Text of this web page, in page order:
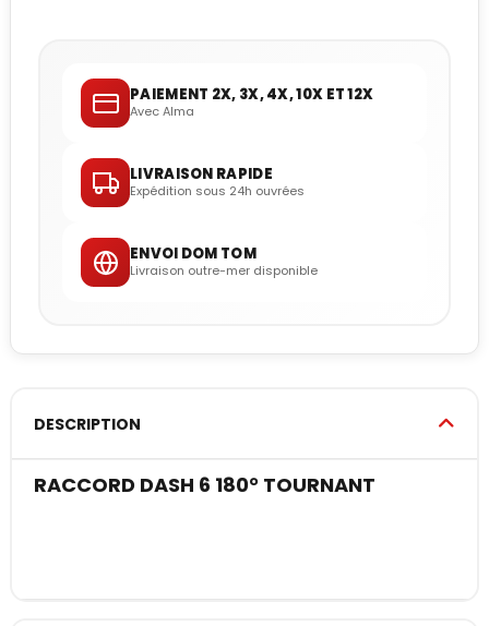
PAIEMENT 2X, 3X, 4X, 10X ET 12X
Avec Alma
LIVRAISON RAPIDE
Expédition sous 24h ouvrées
ENVOI DOM TOM
Livraison outre-mer disponible
DESCRIPTION
RACCORD DASH 6 180° TOURNANT